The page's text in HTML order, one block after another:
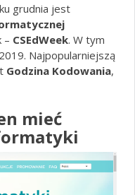
grudnia jest
– CSEdWeek. W tym
Najpopularniejszą
Godzina Kodowania,
mieć